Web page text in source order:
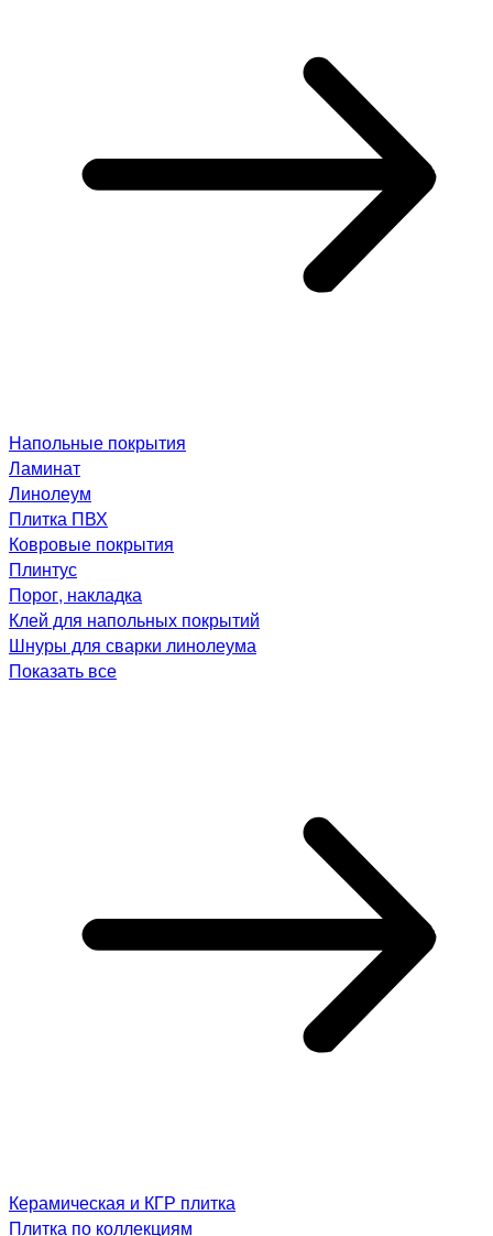
Напольные покрытия
Ламинат
Линолеум
Плитка ПВХ
Ковровые покрытия
Плинтус
Порог, накладка
Клей для напольных покрытий
Шнуры для сварки линолеума
Показать все
Керамическая и КГР плитка
Плитка по коллекциям